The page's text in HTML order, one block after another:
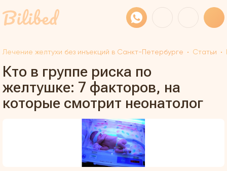
Лечение желтухи без инъекций в Санкт-Петербурге Статьи
Кто в группе риска по
желтушке: 7 факторов, на
которые смотрит неонатолог